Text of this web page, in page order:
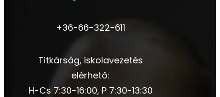
+36-66-322-611
Titkárság, iskolavezetés
elérhető:
H-Cs 7:30-16:00, P 7:30-13:30